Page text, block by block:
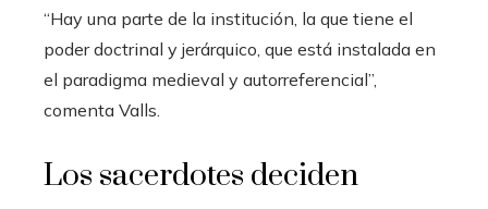
“Hay una parte de la institución, la que tiene el
poder doctrinal y jerárquico, que está instalada en
el paradigma medieval y autorreferencial”,
comenta Valls.
Los sacerdotes deciden